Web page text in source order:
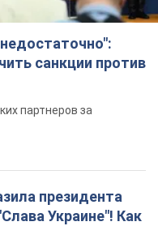
санкции против
партнеров за
президента
Украине"! Как